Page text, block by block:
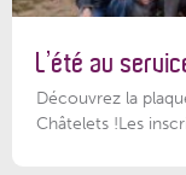
L’été au
Découvrez la
Châtelets !Les